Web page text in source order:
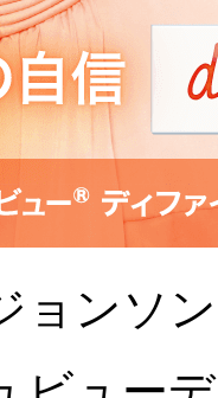
ョンソン